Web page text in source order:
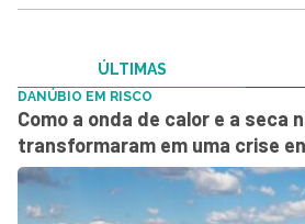
ÚLTIMAS
DANÚBIO EM RISCO
Como a onda de calor e a seca
transformaram em uma crise